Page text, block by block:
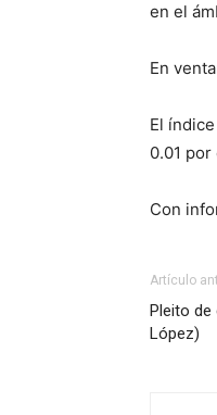
en el
En
El
0.01
Con
Artículo
Pleito de
López)